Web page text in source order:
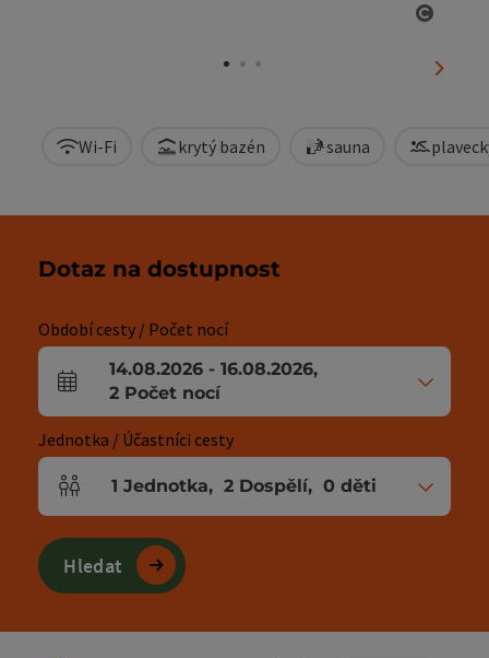
Wi-Fi krytý bazén sauna
Dotaz na dostupnost
Období cesty / Počet nocí
Pole příjezdu a odjezdu
14.08.2026 - 16.08.2026,
2 Počet nocí
Jednotka / Účastníci cesty
Počet jednotek a polí pro osoby
1 Jednotka, 2 Dospělí, 0 děti
Hledat